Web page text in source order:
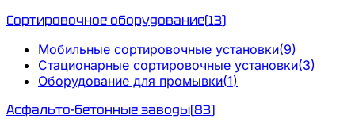
Сортировочное оборудование(13)
Мобильные сортировочные установки(9)
Стационарные сортировочные установки(3)
Оборудование для промывки(1)
Асфальто-бетонные заводы(83)